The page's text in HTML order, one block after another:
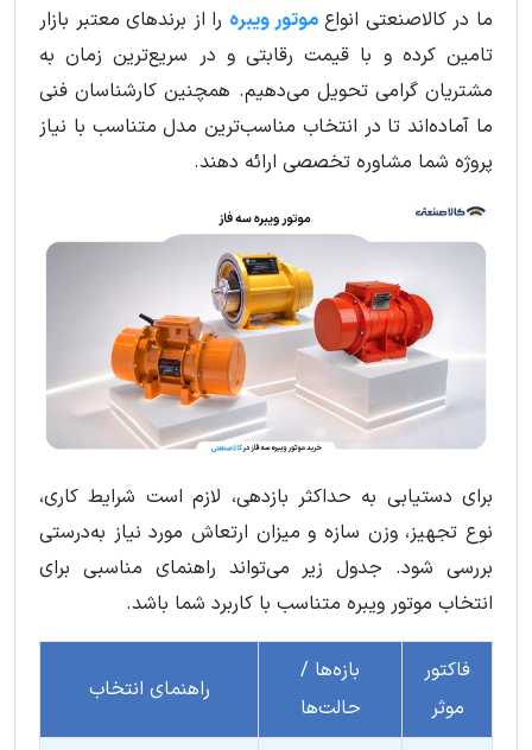
ما در کالاصنعتی انواعموتور ویبره را از برندهای معتبر بازار
تامین کرده و با قیمت رقابتی و در سریع‌ترین زمان به
مشتریان گرامی تحویل می‌دهیم. همچنین کارشناسان فنی
ما آماده‌اند تا در انتخاب مناسب‌ترین مدل متناسب با نیاز
پروژه شما مشاوره تخصصی ارائه دهند.
برای دستیابی به حداکثر بازدهی، لازم است شرایط کاری،
نوع تجهیز، وزن سازه و میزان ارتعاش مورد نیاز به‌درستی
بررسی شود. جدول زیر می‌تواند راهنمای مناسبی برای
انتخاب موتور ویبره متناسب با کاربرد شما باشد.
فاکتور
موثر
بازه‌ها /
حالت‌ها
راهنمای انتخاب